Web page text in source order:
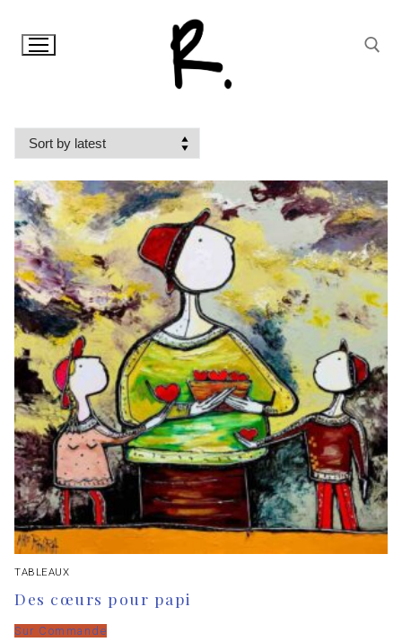
TABLEAUX
Des cœurs pour papi
Sur Commande